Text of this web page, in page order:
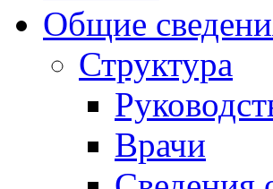
Общие
Структура
Врачи